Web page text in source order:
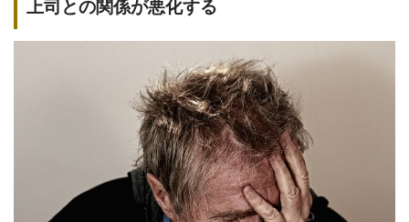
上司との関係が悪化する